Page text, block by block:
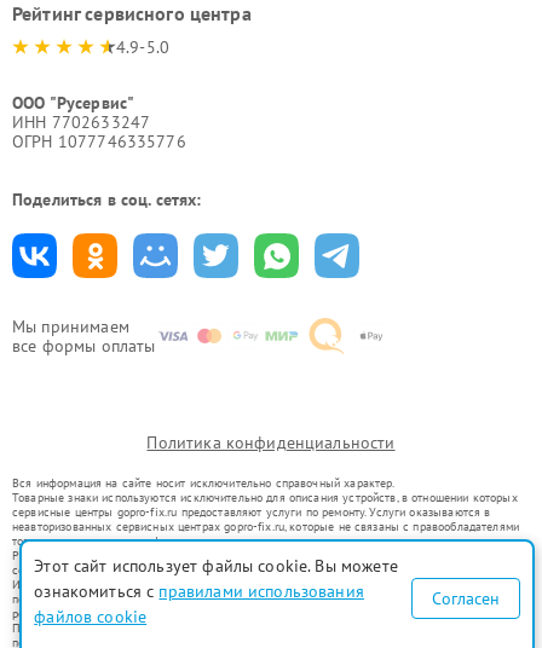
Мы принимаем
все формы оплаты
Рейтинг сервисного центра
4.9-5.0
ООО "Русервис"
ИНН 7702633247
ОГРН 1077746335776
Поделиться в соц. сетях:
Политика конфиденциальности
Вся информация на сайте носит исключительно справочный характер.
Товарные знаки используются исключительно для описания устройств, в отношении которых
сервисные центры gopro-fix.ru предоставляют услуги по ремонту. Услуги оказываются в
неавторизованных сервисных центрах gopro-fix.ru, которые не связаны с правообладателями
товарных знаков или их официальными представителями.
Ремонт осуществляется для устройств, уже введенных в гражданский оборот в соответствии
со статьей 1487 ГК РФ.
Использование товарных знаков не преследует цели индивидуализации услуг или введения
потребителей в заблуждение, а служит для информирования о предоставляемых услугах по
ремонту техники указанных брендов.
Представленная на сайте информация не является публичной офертой, определяемой
положениями Статьи 437(2) Гражданского кодекса РФ
Этот сайт использует файлы cookie. Вы можете
ознакомиться с правилами использования
файлов cookie
Согласен